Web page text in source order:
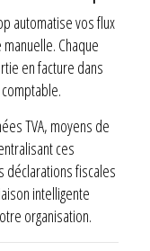
automatise vos flux
Chaque
en facture dans
TVA, moyens de
ces
déclarations fiscales
intelligente
organisation.